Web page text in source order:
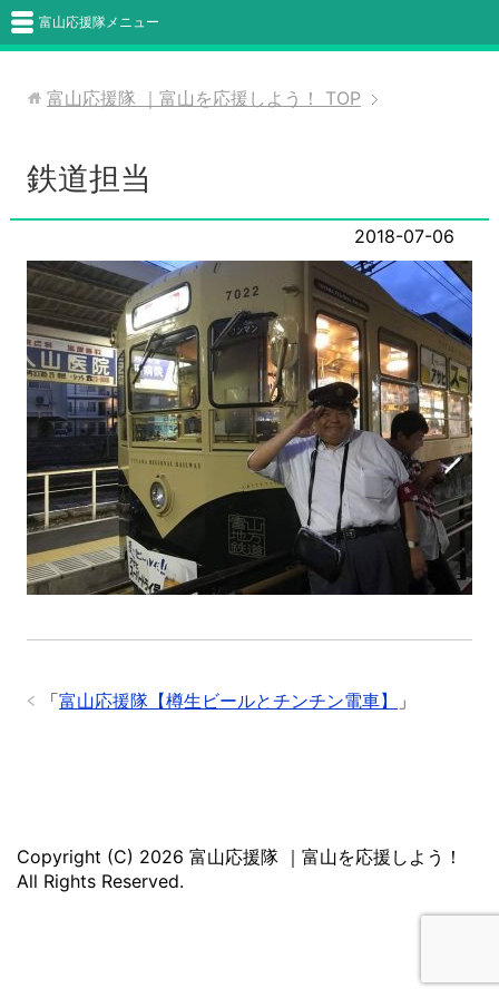
富山応援隊メニュー
富山応援隊 ｜富山を応援しよう！ TOP
鉄道担当
2018-07-06
「富山応援隊【樽生ビールとチンチン電車】 」
Copyright (C) 2026 富山応援隊 ｜富山を応援しよう！
All Rights Reserved.